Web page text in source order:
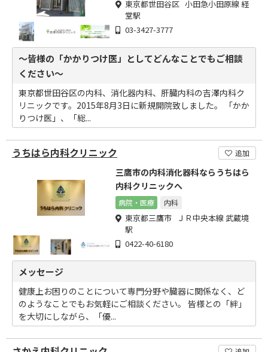
東京都世田谷区 小田急小田原線 経
堂駅
03-3427-3777
～皆様の「かかりつけ医」としてどんなことでもご相談
ください～
東京都世田谷区の内科、消化器内科、肝臓内科の吉澤内科ク
リニックです。2015年8月3日に新規開院致しました。 「かか
りつけ医」、「総...
うちはら内科クリニック 追加
三鷹市の内科消化器科ならうちはら
内科クリニックへ
病院・医療 内科
東京都三鷹市 ＪＲ中央本線 武蔵境
駅
0422-40-6180
メッセージ
健康上お困りのことについて専門分野や臓器に関係なく、ど
のようなことでもお気軽にご相談ください。 皆様との「絆」
を大切にしながら、「優...